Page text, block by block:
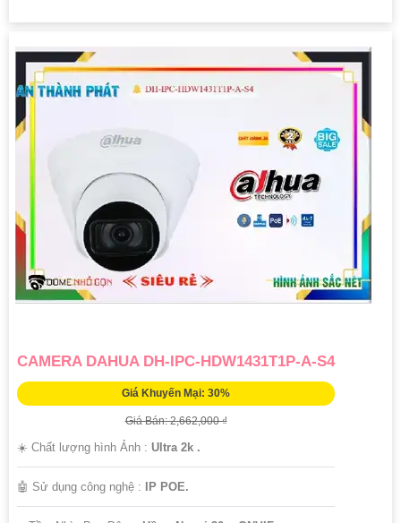
CAMERA DAHUA DH-IPC-HDW1431T1P-A-S4
Giá Khuyến Mại: 30%
Giá Bán: 2,662,000 ₫
☀️ Chất lượng hình Ảnh : Ultra 2k .
🤖️ Sử dụng công nghệ : IP POE.